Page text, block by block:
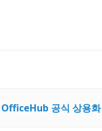
OfficeHub 공식 상용화